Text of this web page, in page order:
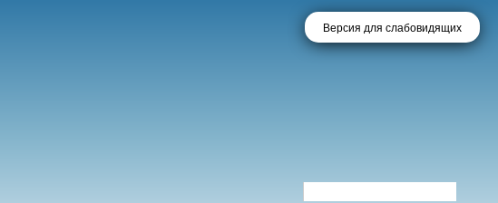
Версия для слабовидящих